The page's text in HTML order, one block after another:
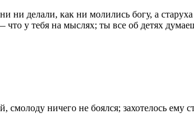
ни делали, как ни молились богу, а
у тебя на мыслях; ты все об детях
ничего не боялся; захотелось ему